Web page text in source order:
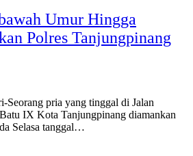
Umur Hingga
Polres Tanjungpinang
Seorang pria yang tinggal di Jalan
IX Kota Tanjungpinang diamankan
Selasa tanggal…